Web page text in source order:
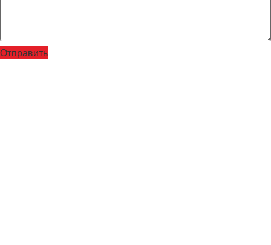
Отправить